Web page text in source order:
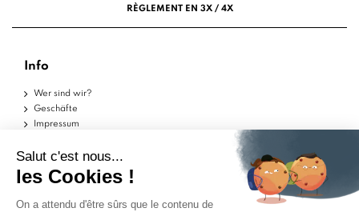
RÈGLEMENT EN 3X / 4X
Info
Wer sind wir?
Geschäfte
Impressum
Datenschutzerklärung
Hilfe
Musterstücke